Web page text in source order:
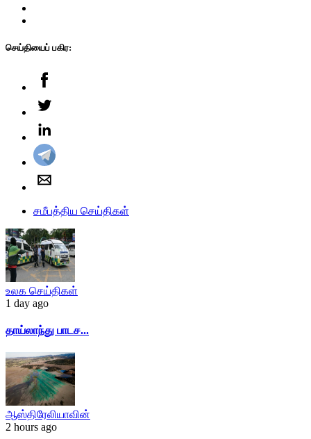
செய்தியைப் பகிர:
சமீபத்திய செய்திகள்
உலக செய்திகள்
1 day ago
தாய்லாந்து பாடச...
ஆஸ்திரேலியாவின்
2 hours ago